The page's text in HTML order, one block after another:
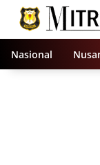
Nasional